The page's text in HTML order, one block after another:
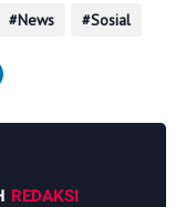
News Sosial
REDAKSI